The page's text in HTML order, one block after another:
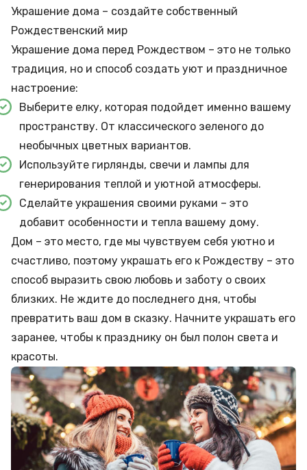
Украшение дома – создайте собственный
Рождественский мир
Украшение дома перед Рождеством – это не только
традиция, но и способ создать уют и праздничное
настроение:
Выберите елку, которая подойдет именно вашему
пространству. От классического зеленого до
необычных цветных вариантов.
Используйте гирлянды, свечи и лампы для
генерирования теплой и уютной атмосферы.
Сделайте украшения своими руками – это
добавит особенности и тепла вашему дому.
Дом – это место, где мы чувствуем себя уютно и
счастливо, поэтому украшать его к Рождеству – это
способ выразить свою любовь и заботу о своих
близких. Не ждите до последнего дня, чтобы
превратить ваш дом в сказку. Начните украшать его
заранее, чтобы к празднику он был полон света и
красоты.